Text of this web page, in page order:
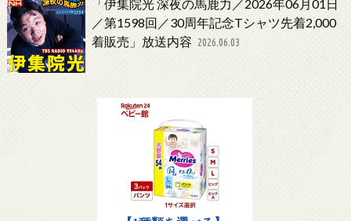
「伊集院光 深夜の馬鹿力／2026年06月01日
／第1598回／30周年記念Tシャツ先着2,000
着販売」放送内容 2026.06.03